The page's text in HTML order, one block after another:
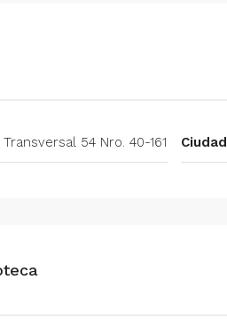
Transversal 54 Nro. 40-161 Ciudad